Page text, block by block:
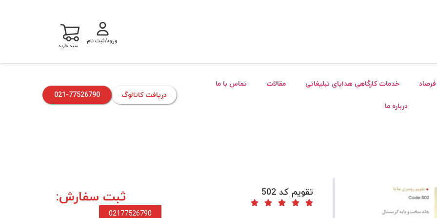
ورود/ثبت نام
سبد خرید
خدمات کارگاهی هدایای تبلیغاتی مقالات
تماس با ما
درباره ما
دریافت کاتالوگ 021-77526790
تقویم کد 502 ثبت سفارش:
02177526790